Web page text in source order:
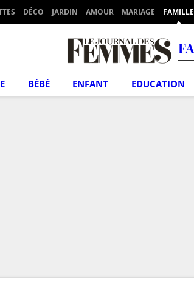
DÉCO JARDIN AMOUR MARIAGE FAMILLE
BÉBÉ ENFANT EDUCATION